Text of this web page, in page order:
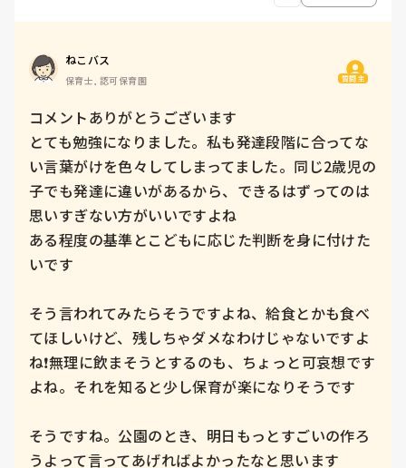
ねこバス
保育士, 認可保育園 質問主
コメントありがとうございます
とても勉強になりました。私も発達段階に合ってな
い言葉がけを色々してしまってました。同じ2歳児の
子でも発達に違いがあるから、できるはずってのは
思いすぎない方がいいですよね
ある程度の基準とこどもに応じた判断を身に付けた
いです
そう言われてみたらそうですよね、給食とかも食べ
てほしいけど、残しちゃダメなわけじゃないですよ
ね❗無理に飲まそうとするのも、ちょっと可哀想です
よね。それを知ると少し保育が楽になりそうです
そうですね。公園のとき、明日もっとすごいの作ろ
うよって言ってあげればよかったなと思います